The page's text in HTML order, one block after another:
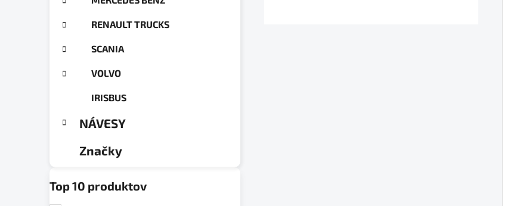
RENAULT TRUCKS
SCANIA
VOLVO
IRISBUS
NÁVESY
Značky
Top 10 produktov